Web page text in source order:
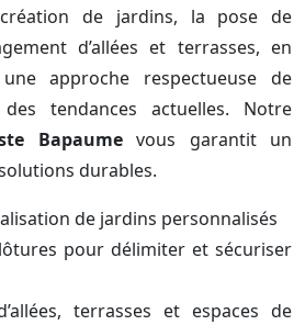
de jardins, la pose de
d’allées et terrasses, en
approche respectueuse de
des tendances actuelles. Notre
Bapaumevous garantit un
durables.
de jardins personnalisés
pour délimiter et sécuriser
terrasses et espaces de